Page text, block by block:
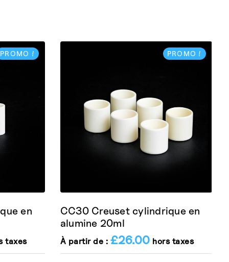
PROMO !
en
taxes
PROMO !
CC30 Creuset cylindrique en
alumine 20ml
À partir de : £26.00 hors taxes